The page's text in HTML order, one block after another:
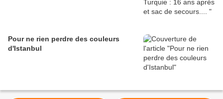
Pour ne rien perdre des couleurs
d'Istanbul